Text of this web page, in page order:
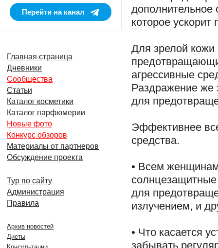
которое ускорит
Для зрелой кожи
агрессивные
Раздражение же
для
Эффективнее
средства.
• Всем женщинам
для
излучением, и
• Что касается
забывать
Перейти на канал
Главная страница
Дневники
Сообщества
Статьи
Каталог косметики
Каталог парфюмерии
Новые фото
Конкурс обзоров
Материалы от партнеров
Обсуждение проекта
Тур по сайту
Администрация
Правила
Архив новостей
Диеты